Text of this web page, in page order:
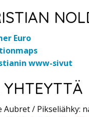
Euro
www-sivut
YHTEYTTÄ
Aubret / Pikseliähky: